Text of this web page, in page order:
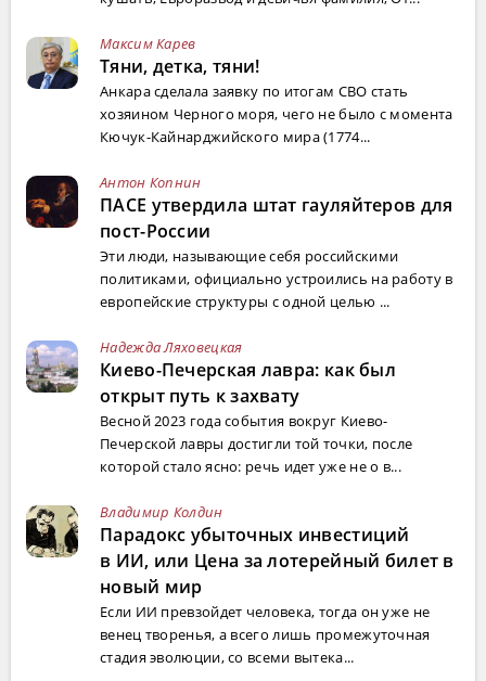
Максим Карев
Тяни, детка, тяни!
Анкара сделала заявку по итогам СВО стать
хозяином Черного моря, чего не было с момента
Кючук-Кайнарджийского мира (1774...
Антон Копнин
ПАСЕ утвердила штат гауляйтеров для
пост-России
Эти люди, называющие себя российскими
политиками, официально устроились на работу в
европейские структуры с одной целью ...
Надежда Ляховецкая
Киево-Печерская лавра: как был
открыт путь к захвату
Весной 2023 года события вокруг Киево-
Печерской лавры достигли той точки, после
которой стало ясно: речь идет уже не о в...
Владимир Колдин
Парадокс убыточных инвестиций
в ИИ, или Цена за лотерейный билет в
новый мир
Если ИИ превзойдет человека, тогда он уже не
венец творенья, а всего лишь промежуточная
стадия эволюции, со всеми вытека...